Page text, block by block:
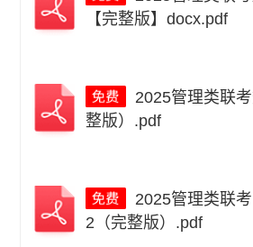
【完整版】docx.pdf
整版）.pdf
2（完整版）.pdf